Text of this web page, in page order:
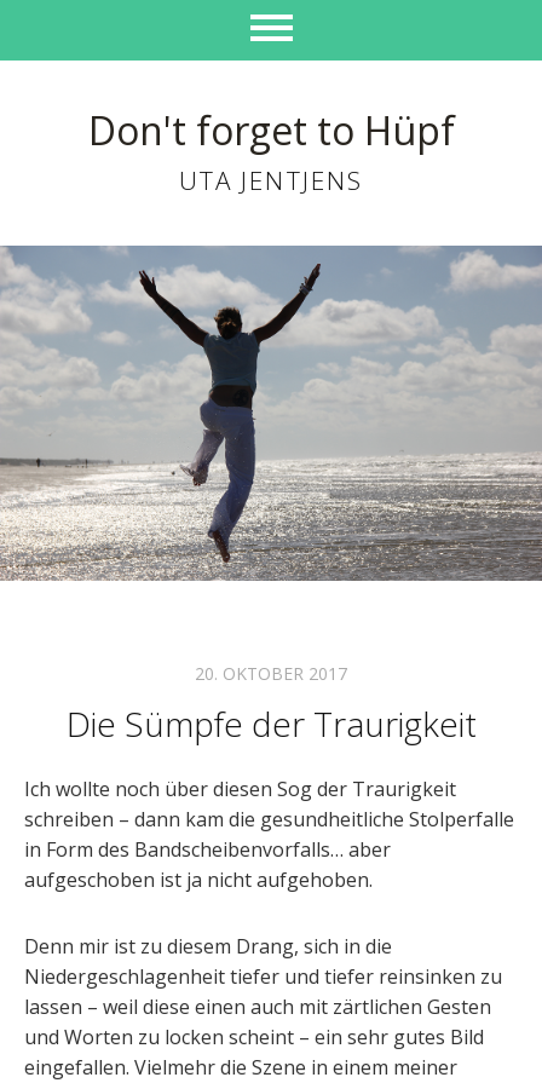
Don't forget to Hüpf
UTA JENTJENS
20. OKTOBER 2017
Die Sümpfe der Traurigkeit
Ich wollte noch über diesen Sog der Traurigkeit
schreiben – dann kam die gesundheitliche Stolperfalle
in Form des Bandscheibenvorfalls… aber
aufgeschoben ist ja nicht aufgehoben.
Denn mir ist zu diesem Drang, sich in die
Niedergeschlagenheit tiefer und tiefer reinsinken zu
lassen – weil diese einen auch mit zärtlichen Gesten
und Worten zu locken scheint – ein sehr gutes Bild
eingefallen. Vielmehr die Szene in einem meiner